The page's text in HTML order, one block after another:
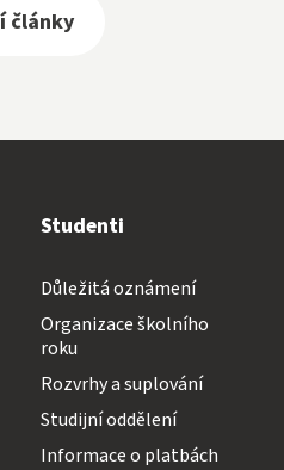
články
Studenti
Důležitá oznámení
Organizace školního
roku
Rozvrhy a suplování
Studijní oddělení
Informace o platbách